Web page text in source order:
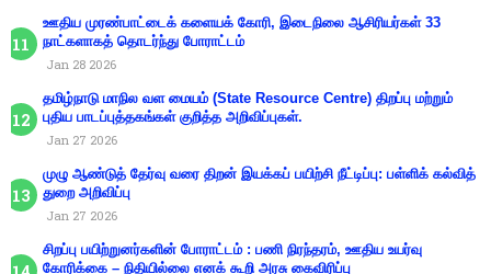
ஊதிய முரண்பாட்டைக் களையக் கோரி, இடைநிலை ஆசிரியர்கள் 33
நாட்களாகத் தொடர்ந்து போராட்டம்
Jan 28 2026
தமிழ்நாடு மாநில வள மையம் (State Resource Centre) திறப்பு மற்றும்
புதிய பாடப்புத்தகங்கள் குறித்த அறிவிப்புகள்.
Jan 27 2026
முழு ஆண்டுத் தேர்வு வரை திறன் இயக்கப் பயிற்சி நீட்டிப்பு: பள்ளிக் கல்வித்
துறை அறிவிப்பு
Jan 27 2026
சிறப்பு பயிற்றுனர்களின் போராட்டம் : பணி நிரந்தரம், ஊதிய உயர்வு
கோரிக்கை – நிதியில்லை எனக் கூறி அரசு கைவிரிப்பு